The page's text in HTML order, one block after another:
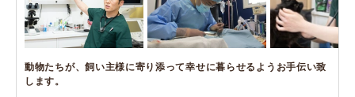
動物たちが、飼い主様に寄り添って幸せに暮らせるようお手伝い致
します。